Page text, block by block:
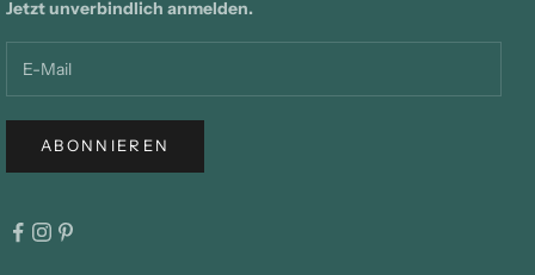
Jetzt unverbindlich anmelden.
ABONNIEREN